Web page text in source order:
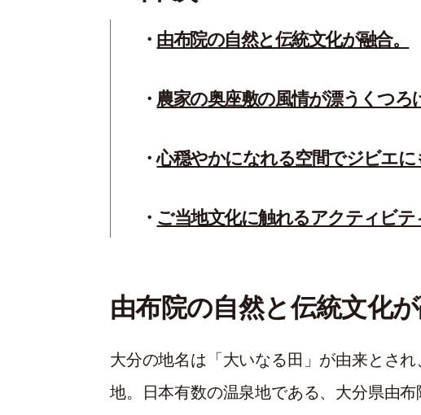
由布院の自然と伝統文化が融合。
農家の奥座敷の風情が漂うくつろ
心穏やかになれる空間でジビエに
ご当地文化に触れるアクティビテ
由布院の自然と伝統文化が
大分の地名は「大いなる田」が由来とさ
地。日本有数の温泉地である、大分県由